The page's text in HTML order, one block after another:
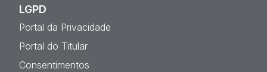
LGPD
Portal da Privacidade
Portal do Titular
Consentimentos